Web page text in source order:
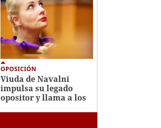
OPOSICIÓN
Viuda de Navalni
impulsa su legado
opositor y llama a los